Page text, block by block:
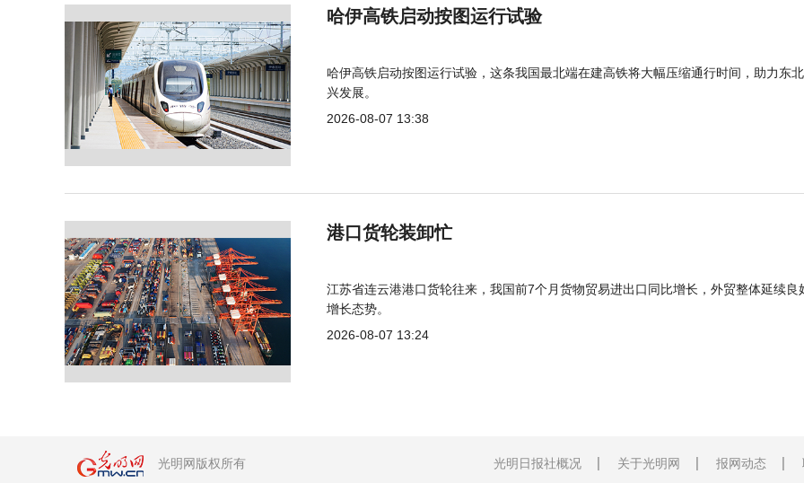
哈伊高铁启动按图运行试验
哈伊高铁启动按图运行试验，这条我国最北端在建高铁将大幅压缩通行时间，助力东
兴发展。
2026-08-07 13:38
港口货轮装卸忙
江苏省连云港港口货轮往来，我国前7个月货物贸易进出口同比增长，外贸整体延续良
增长态势。
2026-08-07 13:24
光明网版权所有 光明日报社概况 关于光明网 报网动态